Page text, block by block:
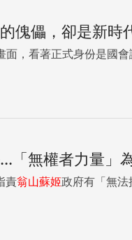
的傀儡，卻是新時
，看著正式身份是國
「無權者力量」
責翁山蘇姬政府有「無法